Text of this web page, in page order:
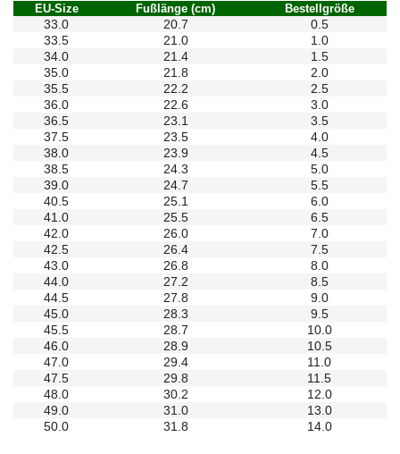
EU-Size Fußlänge (cm) Bestellgröße
33.0 20.7
0.5
33.5
21.0
1.0
34.0
21.4
1.5
35.0
21.8
2.0
35.5
22.2
2.5
36.0
22.6
3.0
36.5
23.1
3.5
37.5
23.5
4.0
38.0
23.9
4.5
38.5
24.3
5.0
39.0
24.7
5.5
40.5
25.1
6.0
41.0
25.5
6.5
42.0
26.0
7.0
42.5
26.4
7.5
43.0
26.8
8.0
44.0
27.2
8.5
44.5
27.8
9.0
45.0
28.3
9.5
45.5
28.7
10.0
46.0
28.9
10.5
47.0
29.4
11.0
47.5
29.8
11.5
48.0
30.2
12.0
49.0
31.0
13.0
50.0
31.8 14.0